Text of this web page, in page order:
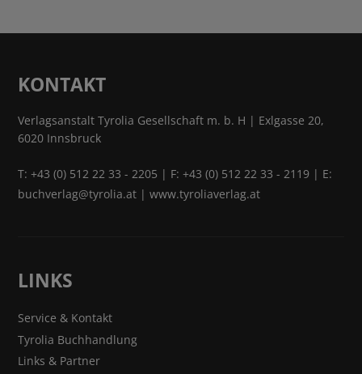
KONTAKT
Verlagsanstalt Tyrolia Gesellschaft m. b. H | Exlgasse 20,
6020 Innsbruck
T:+43 (0) 512 22 33 - 2205 | F: +43 (0) 512 22 33 - 2119 | E:
buchverlag@tyrolia.at |www.tyroliaverlag.at
LINKS
Service & Kontakt
Tyrolia Buchhandlung
Links & Partner